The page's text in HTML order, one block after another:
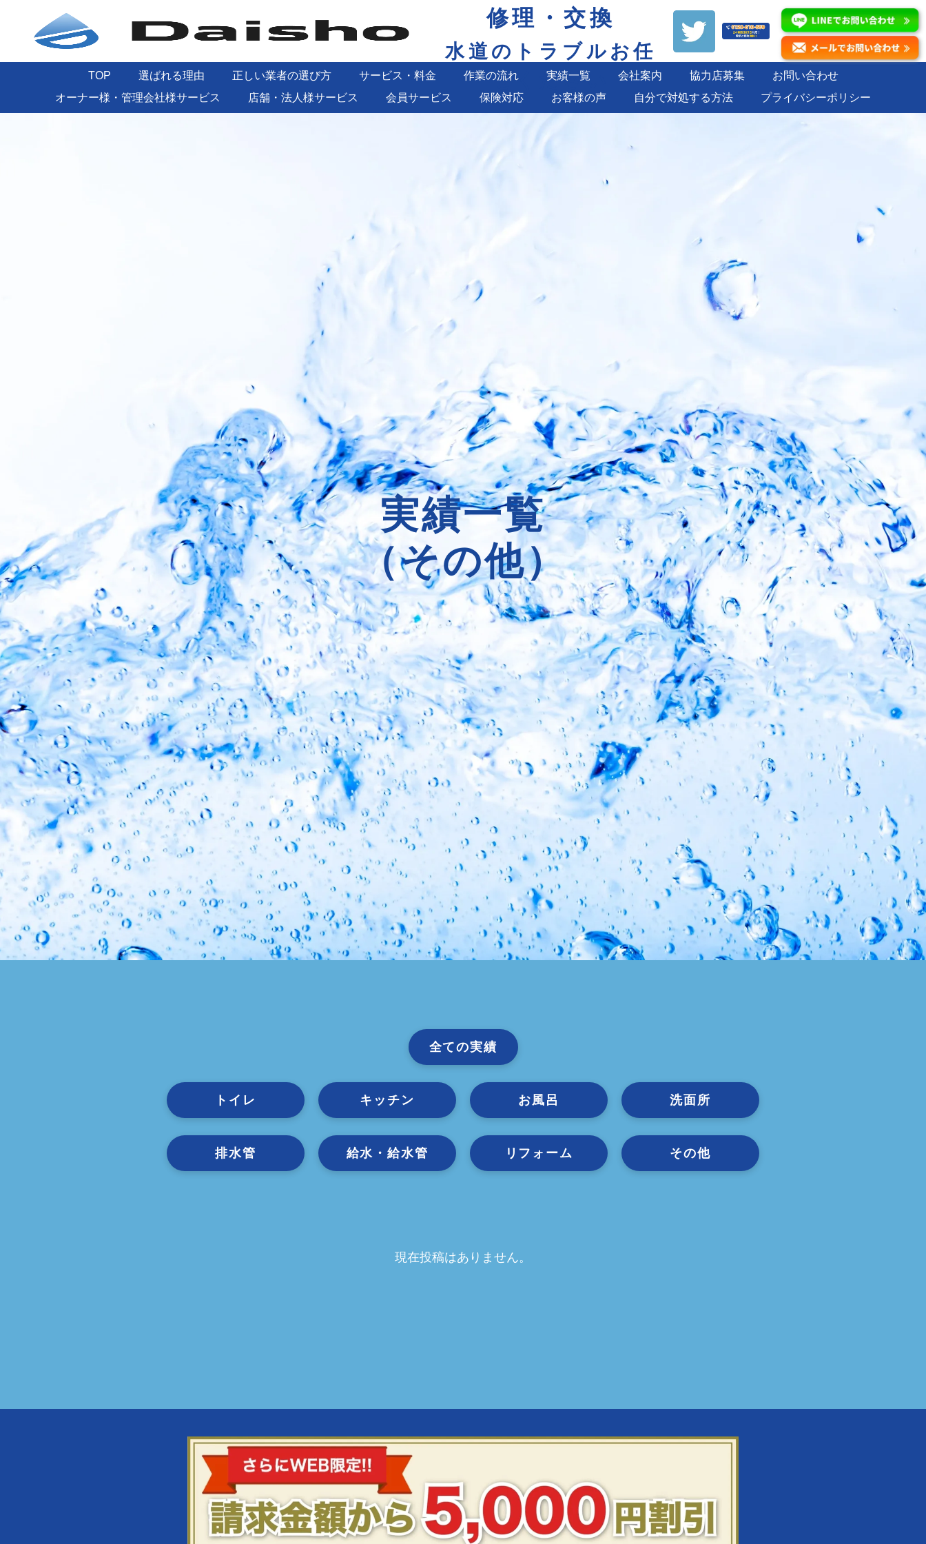
修理・交換
水道のトラブルお任
せください
TOP 選ばれる理由 正しい業者の選び方 サービス・料金 作業の流れ 実績一覧 会社案内 協力店募集
お問い合わせ
オーナー様・管理会社様サービス
店舗・法人様サービス 会員サービス 保険対応 お客様の声 自分で対処する方法 プライバシーポリシー
実績一覧
（その他）
全ての実績
トイレ キッチン お風呂 洗面所
排水管 給水・給水管 リフォーム その他
現在投稿はありません。